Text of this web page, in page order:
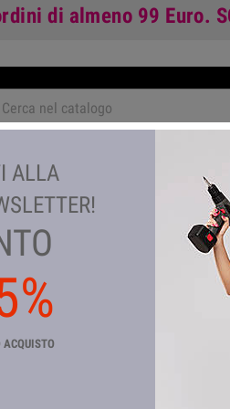
di almeno 99 Euro.
E AGRICOLTURA
RESISTENZA
ALLA
ACQUISTO